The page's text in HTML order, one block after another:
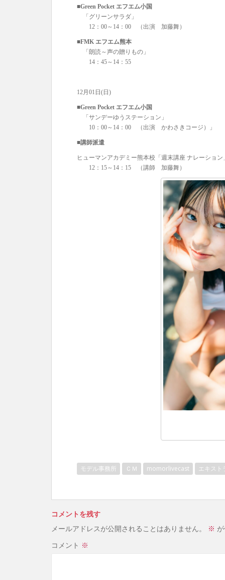
■Green Pocket エフエム小国
「グリーンサラダ」
12：00～14：00 （出演 加藤舞）
■FMK エフエム熊本
「朗読～声の贈りもの」
14：45～14：55
12月01日(日)
■Green Pocket エフエム小国
「サンデーゆうステーション」
10：00～14：00 （出演 かわさきコージ）」
■講師派遣
ヒューマンアカデミー熊本校「週末講座 ナレーション
12：15～14：15 （講師 加藤舞）
モデル事務所 ＣＭ momorlivecast エキスト
コメントを残す
メールアドレスが公開されることはありません。
※
コメント ※